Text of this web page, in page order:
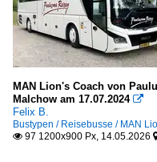
MAN Lion's Coach von
Malchow am 17.07.2024 
Felix B.
Bustypen / Reisebusse / MAN
 97 1200x900 Px, 14.05.2026